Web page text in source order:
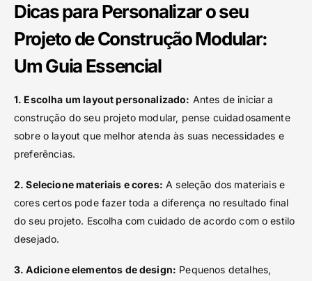
Dicas para Personalizar o seu
Projeto de Construção Modular:
Um Guia Essencial
1. Escolha um layout personalizado: Antes de iniciar a
construção do seu projeto modular, pense cuidadosamente
sobre o layout que melhor atenda às suas necessidades e
preferências.
2. Selecione materiais e cores: A seleção dos materiais e
cores certos pode fazer toda a diferença no resultado final
do seu projeto. Escolha com cuidado de acordo com o estilo
desejado.
3. Adicione elementos de design: Pequenos detalhes,